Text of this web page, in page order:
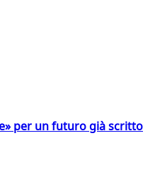
per un futuro già scritto